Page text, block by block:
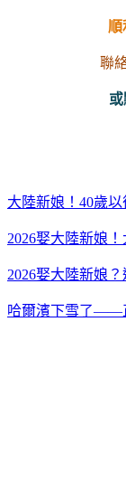
順
聯
大陸新娘！40歲
2026娶大陸新娘
2026娶大陸新娘
哈爾濱下雪了——